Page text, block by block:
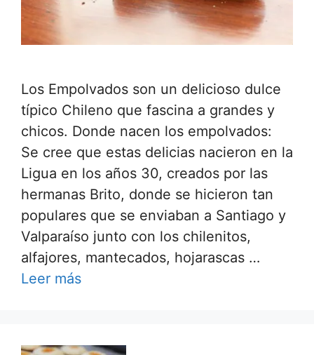
Los Empolvados son un delicioso dulce
típico Chileno que fascina a grandes y
chicos. Donde nacen los empolvados:
Se cree que estas delicias nacieron en la
Ligua en los años 30, creados por las
hermanas Brito, donde se hicieron tan
populares que se enviaban a Santiago y
Valparaíso junto con los chilenitos,
alfajores, mantecados, hojarascas …
Leer más